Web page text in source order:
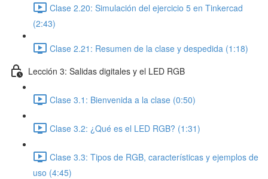
Clase 2.20: Simulación del ejercicio 5 en Tinkercad
(2:43)
Clase 2.21: Resumen de la clase y despedida (1:18)
Lección 3: Salidas digitales y el LED RGB
Clase 3.1: Bienvenida a la clase (0:50)
Clase 3.2: ¿Qué es el LED RGB? (1:31)
Clase 3.3: Tipos de RGB, características y ejemplos de
uso (4:45)